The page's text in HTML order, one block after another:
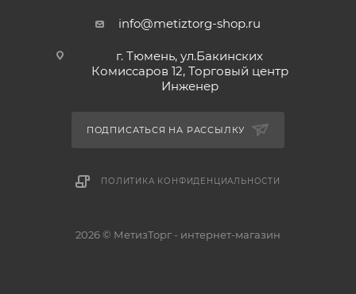
info@metiztorg-shop.ru
г. Тюмень, ул.Бакинских
Комиссаров 12, Торговый центр
Инженер
ПОДПИСАТЬСЯ НА РАССЫЛКУ
ПОЛИТИКА КОНФИДЕНЦИАЛЬНОСТИ
2026 © МетизТорг - интернет-магазин